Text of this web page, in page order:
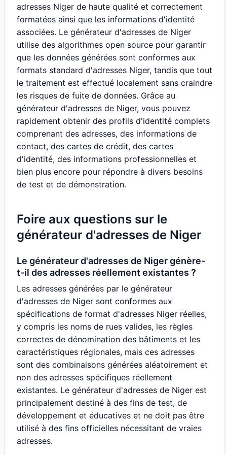
adresses Niger de haute qualité et correctement
formatées ainsi que les informations d'identité
associées. Le générateur d'adresses de Niger
utilise des algorithmes open source pour garantir
que les données générées sont conformes aux
formats standard d'adresses Niger, tandis que tout
le traitement est effectué localement sans craindre
les risques de fuite de données. Grâce au
générateur d'adresses de Niger, vous pouvez
rapidement obtenir des profils d'identité complets
comprenant des adresses, des informations de
contact, des cartes de crédit, des cartes
d'identité, des informations professionnelles et
bien plus encore pour répondre à divers besoins
de test et de démonstration.
Foire aux questions sur le
générateur d'adresses de Niger
Le générateur d'adresses de Niger génère-
t-il des adresses réellement existantes ?
Les adresses générées par le générateur
d'adresses de Niger sont conformes aux
spécifications de format d'adresses Niger réelles,
y compris les noms de rues valides, les règles
correctes de dénomination des bâtiments et les
caractéristiques régionales, mais ces adresses
sont des combinaisons générées aléatoirement et
non des adresses spécifiques réellement
existantes. Le générateur d'adresses de Niger est
principalement destiné à des fins de test, de
développement et éducatives et ne doit pas être
utilisé à des fins officielles nécessitant de vraies
adresses.